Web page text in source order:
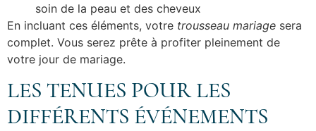
soin de la peau et des cheveux
En incluant ces éléments, votre trousseau mariage sera
complet. Vous serez prête à profiter pleinement de
votre jour de mariage.
LES TENUES POUR LES
DIFFÉRENTS ÉVÉNEMENTS